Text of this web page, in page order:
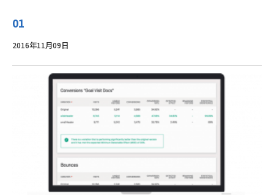
01
2016年11月09日